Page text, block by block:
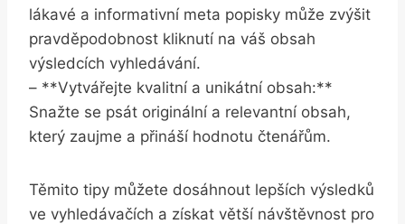
lákavé a informativní meta popisky‍ může ⁤zvýšit‌
pravděpodobnost kliknutí ​na váš obsah⁣
výsledcích vyhledávání.
– ⁤**Vytvářejte kvalitní ⁢a unikátní obsah:**
Snažte se psát originální a relevantní obsah,
který zaujme a přináší hodnotu čtenářům.
Těmito tipy můžete dosáhnout lepších výsledků
ve vyhledávačích‍ a ⁢získat větší návštěvnost⁢ pro